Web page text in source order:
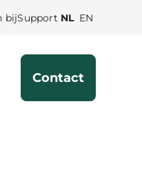
bijSupport Selecteer
taal
Nederlands
NL Select
language
English
EN
Contact